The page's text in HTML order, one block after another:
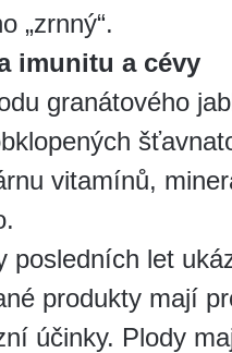
„zrnný“.
imunitu a cévy
granátového
vitamínů,
posledních let
produkty mají
účinky. Plody